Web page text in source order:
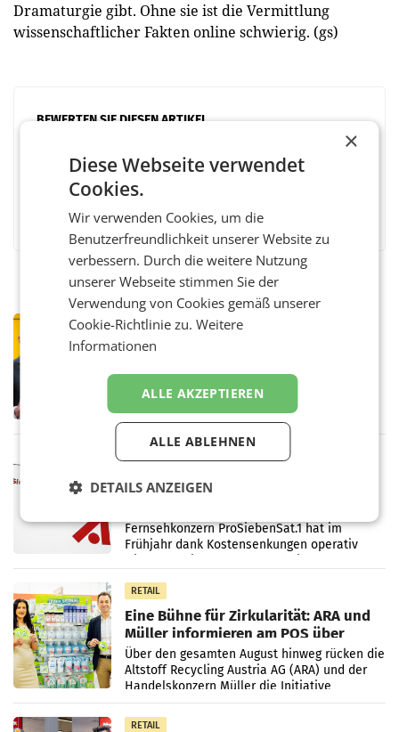
Dramaturgie gibt. Ohne sie ist die Vermittlung
wissenschaftlicher Fakten online schwierig. (gs)
BEWERTEN SIE DIESEN ARTIKEL
PRIMENEWS
Österreichische Post: Umsatzplus im
WIEN Die Österreichische Post AG hat im
ersten Halbjahr 2026 einen Konzernumsatz
von 1.544,0 Mio. EUR erwirtschaftet, was
einem Plus von 3,8 Prozent gegenüber dem
Vergleichszeitraum
ProSiebenSat.1 spart und macht
Fernsehkonzern ProSiebenSat.1 hat im
Frühjahr dank Kostensenkungen operativ
RETAIL
Eine Bühne für Zirkularität: ARA und
Müller informieren am POS über
Kreislauffähigkeit
Über den gesamten August hinweg rücken die
Altstoff Recycling Austria AG (ARA) und der
Handelskonzern Müller die Initiative
„Kreislauf-Helden“ in allen österreichischen
Müller-Filialen
RETAIL
×
Diese Webseite verwendet
Cookies.
Wir verwenden Cookies, um die
Benutzerfreundlichkeit unserer Website zu
verbessern. Durch die weitere Nutzung
unserer Webseite stimmen Sie der
Verwendung von Cookies gemäß unserer
Cookie-Richtlinie zu.Weitere
Informationen
ALLE AKZEPTIEREN
ALLE ABLEHNEN
DETAILS ANZEIGEN